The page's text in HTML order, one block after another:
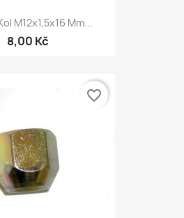
M12x1,5x16 Mm...
8,00 Kč
favorite_border